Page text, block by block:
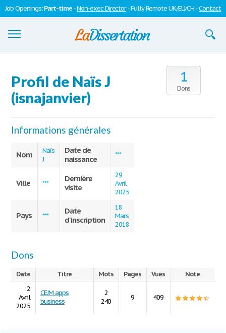
Job Openings:Part-time -Non-exec Director- Fully Remote UK/EU/CH -Contact
S'inscrire
Se connecter
Contactez-nous
1
Dons
Profil de Naïs J
(isnajanvier)
Informations générales
Nom
Naïs
J
Date de
naissance
***
Ville ***
Dernière
visite
29
Avril
2025
Pays ***
Date
d'inscription
18
Mars
2018
Dons
Date Titre Mots Pages Vues
Note
2
Avril
2025
CEJM apps
business
2
240
9 409